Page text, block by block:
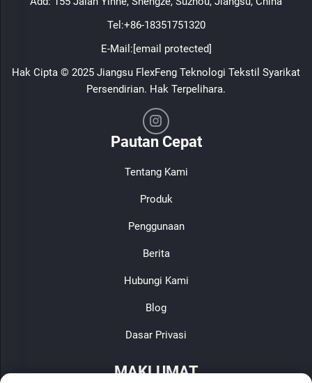
Tel:+86-18351751320
E-Mail:[email protected]
Hak Cipta © 2025 Jiangsu FlexFeng Teknologi Tekstil Syarikat
Persendirian. Hak Terpelihara.
Pautan Cepat
Tentang Kami
Produk
Penggunaan
Berita
Hubungi Kami
Blog
Dasar Privasi
MAKLUMAT